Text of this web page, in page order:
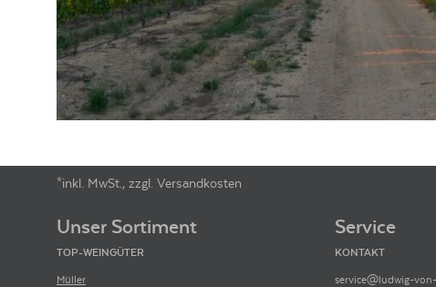
PRODUZENT / ABFÜLLER /
HERSTELLER
Warwick Wine Estate, R44, 7607
ARTIKELNUMMER 984186
*inkl. MwSt., zzgl. Versandkosten
Unser Sortiment
TOP-WEINGÜTER
Müller
Service
KONTAKT
service@ludwig-